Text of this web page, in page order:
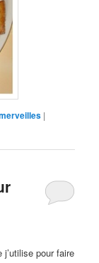
|
pour faire